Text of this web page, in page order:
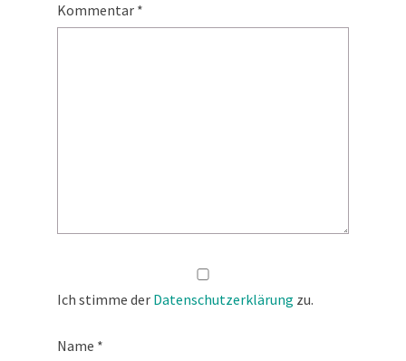
Kommentar *
Ich stimme der Datenschutzerklärung zu.
Name *